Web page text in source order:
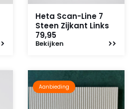
Heta Scan-Line 7
Steen Zijkant Links
79,95
Bekijken
Aanbieding